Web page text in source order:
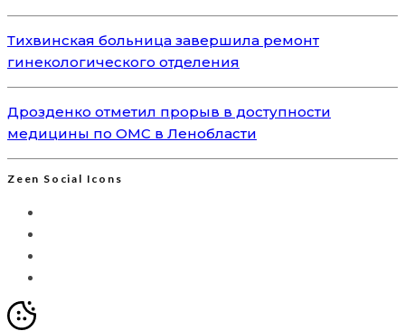
Тихвинская больница завершила ремонт
гинекологического отделения
Дрозденко отметил прорыв в доступности
медицины по ОМС в Ленобласти
Zeen Social Icons